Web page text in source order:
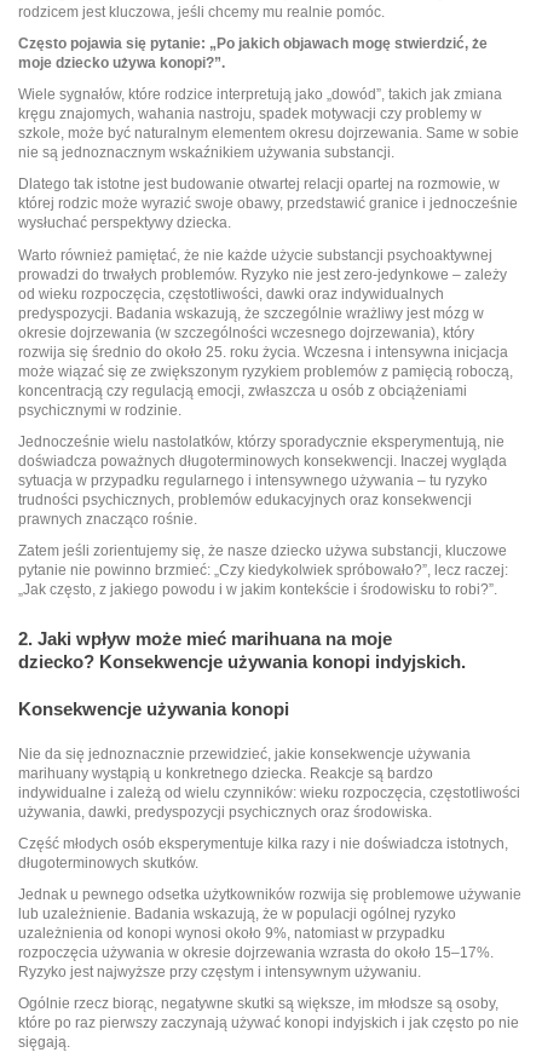
rodzicem jest kluczowa, jeśli chcemy mu realnie pomóc.
Często pojawia się pytanie: „Po jakich objawach mogę stwierdzić, że
moje dziecko używa konopi?”.
Wiele sygnałów, które rodzice interpretują jako „dowód”, takich jak zmiana
kręgu znajomych, wahania nastroju, spadek motywacji czy problemy w
szkole, może być naturalnym elementem okresu dojrzewania. Same w sobie
nie są jednoznacznym wskaźnikiem używania substancji.
Dlatego tak istotne jest budowanie otwartej relacji opartej na rozmowie, w
której rodzic może wyrazić swoje obawy, przedstawić granice i jednocześnie
wysłuchać perspektywy dziecka.
Warto również pamiętać, że nie każde użycie substancji psychoaktywnej
prowadzi do trwałych problemów. Ryzyko nie jest zero-jedynkowe – zależy
od wieku rozpoczęcia, częstotliwości, dawki oraz indywidualnych
predyspozycji. Badania wskazują, że szczególnie wrażliwy jest mózg w
okresie dojrzewania (w szczególności wczesnego dojrzewania), który
rozwija się średnio do około 25. roku życia. Wczesna i intensywna inicjacja
może wiązać się ze zwiększonym ryzykiem problemów z pamięcią roboczą,
koncentracją czy regulacją emocji, zwłaszcza u osób z obciążeniami
psychicznymi w rodzinie.
Jednocześnie wielu nastolatków, którzy sporadycznie eksperymentują, nie
doświadcza poważnych długoterminowych konsekwencji. Inaczej wygląda
sytuacja w przypadku regularnego i intensywnego używania – tu ryzyko
trudności psychicznych, problemów edukacyjnych oraz konsekwencji
prawnych znacząco rośnie.
Zatem jeśli zorientujemy się, że nasze dziecko używa substancji, kluczowe
pytanie nie powinno brzmieć: „Czy kiedykolwiek spróbowało?”, lecz raczej:
„Jak często, z jakiego powodu i w jakim kontekście i środowisku to robi?”.
2. Jaki wpływ może mieć marihuana na moje
dziecko? Konsekwencje używania konopi indyjskich.
Konsekwencje używania konopi
Nie da się jednoznacznie przewidzieć, jakie konsekwencje używania
marihuany wystąpią u konkretnego dziecka. Reakcje są bardzo
indywidualne i zależą od wielu czynników: wieku rozpoczęcia, częstotliwości
używania, dawki, predyspozycji psychicznych oraz środowiska.
Część młodych osób eksperymentuje kilka razy i nie doświadcza istotnych,
długoterminowych skutków.
Jednak u pewnego odsetka użytkowników rozwija się problemowe używanie
lub uzależnienie. Badania wskazują, że w populacji ogólnej ryzyko
uzależnienia od konopi wynosi około 9%, natomiast w przypadku
rozpoczęcia używania w okresie dojrzewania wzrasta do około 15–17%.
Ryzyko jest najwyższe przy częstym i intensywnym używaniu.
Ogólnie rzecz biorąc, negatywne skutki są większe, im młodsze są osoby,
które po raz pierwszy zaczynają używać konopi indyjskich i jak często po nie
sięgają.